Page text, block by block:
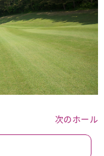
次のホール